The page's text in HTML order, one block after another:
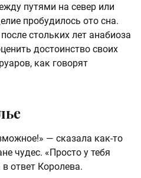
путями на север или
пробудилось ото сна.
стольких лет анабиоза
достоинство своих
как говорят
— сказала как-то
чудес. «Просто у тебя
ответ Королева.